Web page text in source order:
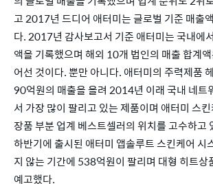
고 2017년 드디어 애터미는 글로벌 기준 매출
다. 2017년 감사보고서 기준 애터미는 국내에
액을 기록했으며 해외 10개 법인의 매출 합계
어선 것이다. 뿐만 아니다. 애터미의 주력제품
90억원의 매출을 올려 2014년 이래 국내 네트
서 가장 많이 팔리고 있는 제품이며 애터미 스
장품 부분 업계 베스트셀러의 위치를 고수하고
하반기에 출시된 애터미 앱솔루트 스킨케어 시
지 않는 기간에 538억원이 팔리며 대형 히트상
예고했다.